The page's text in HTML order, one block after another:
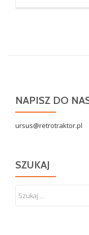
NAPISZ DO
ursus@retrotraktor.pl
SZUKAJ